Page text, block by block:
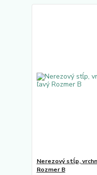
Nerezový stĺp,
Rozmer B